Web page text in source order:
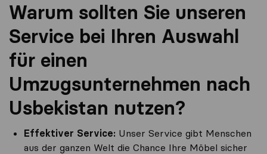
Warum sollten Sie unseren
Service bei Ihren Auswahl
für einen
Umzugsunternehmen nach
Usbekistan nutzen?
Effektiver Service: Unser Service gibt Menschen
aus der ganzen Welt die Chance Ihre Möbel sicher